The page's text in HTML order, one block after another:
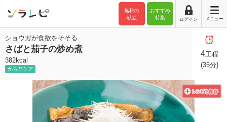
おすすめ
特集
無料の
献立
ログイン メニュー
ショウガが食欲をそそる
さばと茄子の炒め煮
382kcal
4工程
(35分)